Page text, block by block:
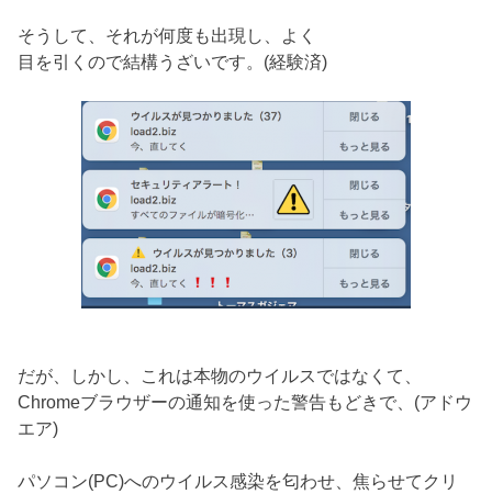
そうして、それが何度も出現し、よく
目を引くので結構うざいです。(経験済)
だが、しかし、これは本物のウイルスではなくて、
Chromeブラウザーの通知を使った警告もどきで、(アドウ
エア)
パソコン(PC)へのウイルス感染を匂わせ、焦らせてクリ